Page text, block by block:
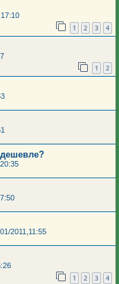
1 2 3 4
1 2
2011,11:55
1 2 3 4